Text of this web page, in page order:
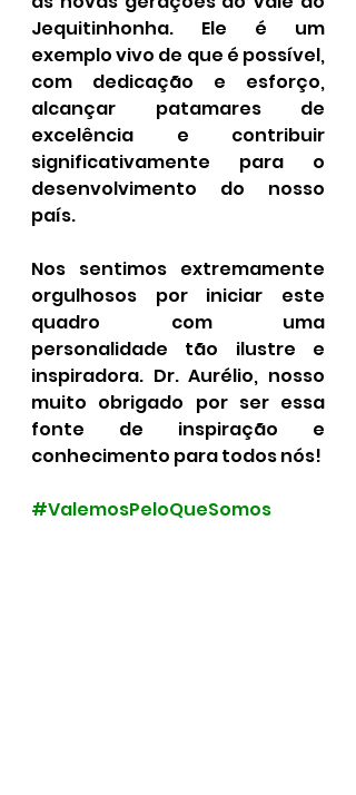
Jequitinhonha. Ele é um
exemplo vivo de que é possível,
com dedicação e esforço,
alcançar patamares de
excelência e contribuir
significativamente para o
desenvolvimento do nosso
país.
Nos sentimos extremamente
orgulhosos por iniciar este
quadro com uma
personalidade tão ilustre e
inspiradora. Dr. Aurélio, nosso
muito obrigado por ser essa
fonte de inspiração e
conhecimento para todos nós!
#ValemosPeloQueSomos